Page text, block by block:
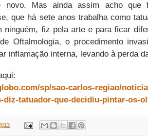
novo. Mas ainda assim acho
que há sete anos trabalha como
ninguém, fiz pela arte e para ficar
Oftalmologia, o procedimento
inflamação interna, levando à perda
sp/sao-carlos-regiao/
diz-tatuador-que-decidiu-pintar-os-